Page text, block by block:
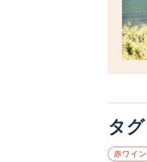
タグ
赤ワイン